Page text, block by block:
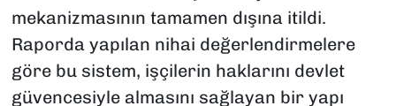
mekanizmasının tamamen dışına itildi.
Raporda yapılan nihai değerlendirmelere
göre bu sistem, işçilerin haklarını devlet
güvencesiyle almasını sağlayan bir yapı